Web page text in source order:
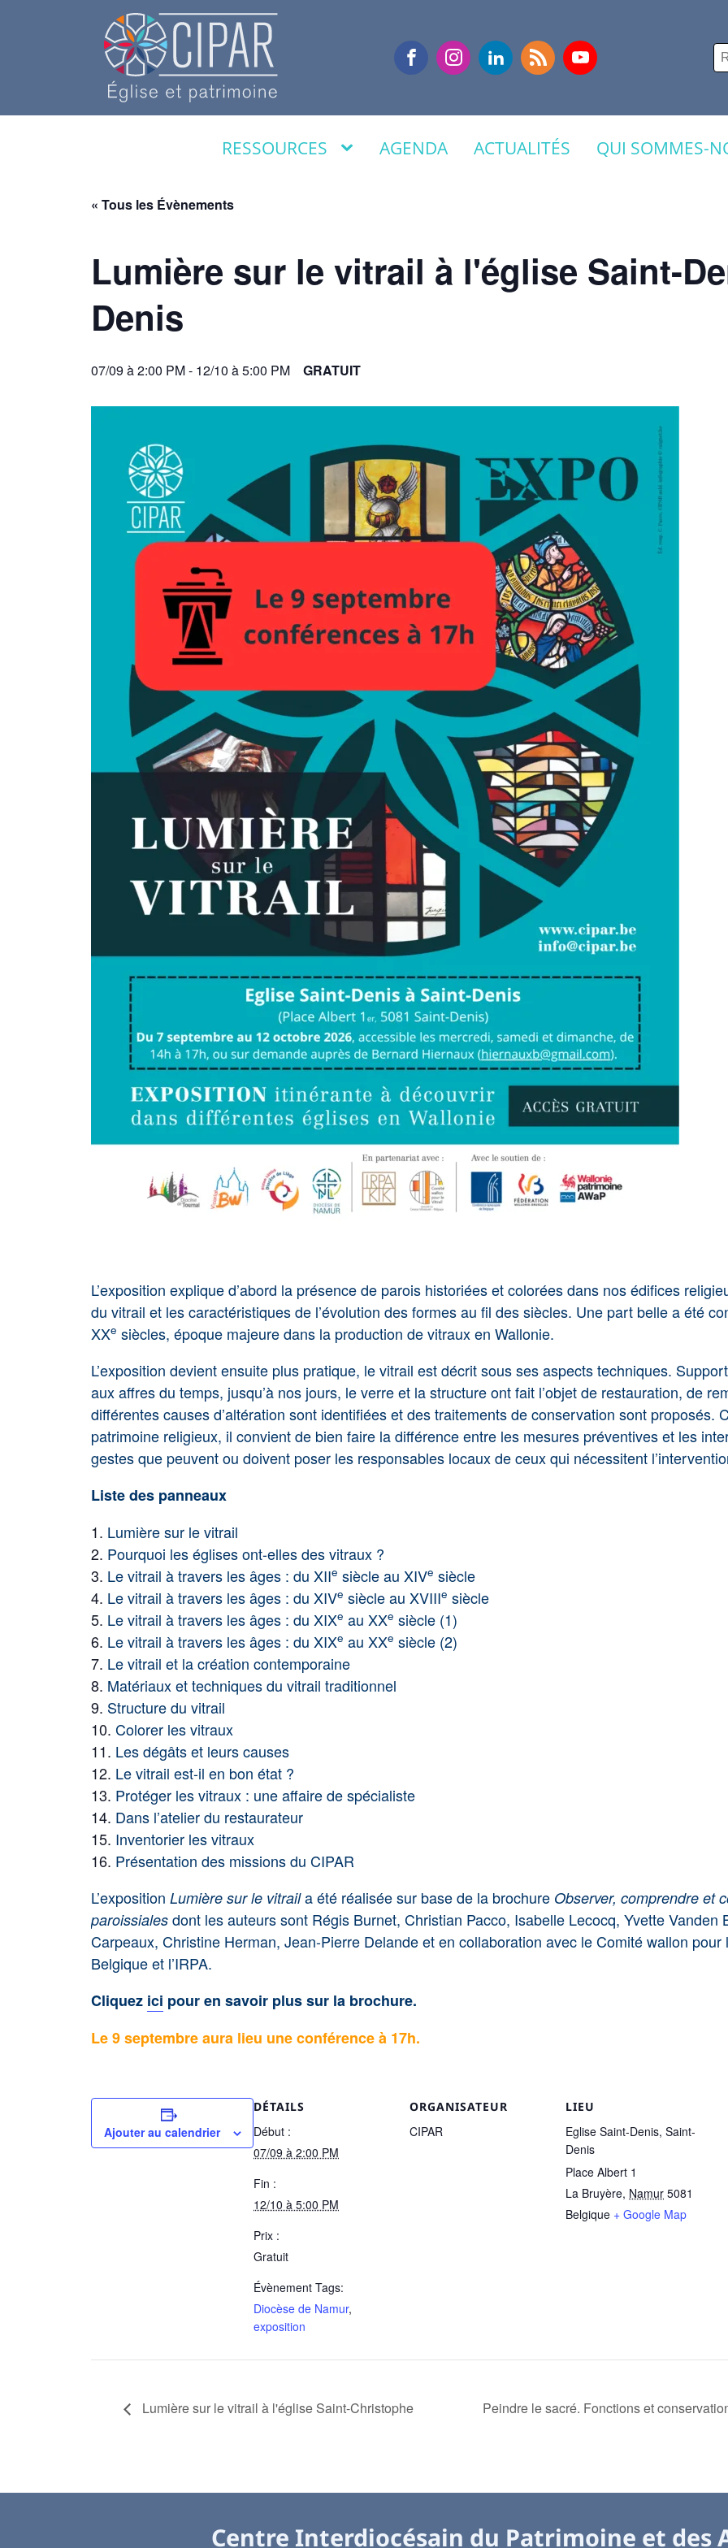
RESSOURCES AGENDA ACTUALITÉS QUI SOMMES-
« Tous les Évènements
Lumière sur le vitrail à l'église Saint-
Denis
07/09 à 2:00 PM- 12/10 à 5:00 PM GRATUIT
L’exposition explique d’abord la présence de parois historiées et colorées dans nos édifices
du vitrail et les caractéristiques de l’évolution des formes au fil des siècles. Une part belle a été
XXe siècles, époque majeure dans la production de vitraux en Wallonie.
L’exposition devient ensuite plus pratique, le vitrail est décrit sous ses aspects techniques.
aux affres du temps, jusqu’à nos jours, le verre et la structure ont fait l’objet de restauration, de
différentes causes d’altération sont identifiées et des traitements de conservation sont proposés.
patrimoine religieux, il convient de bien faire la différence entre les mesures préventives et les
gestes que peuvent ou doivent poser les responsables locaux de ceux qui nécessitent
Liste des panneaux
Lumière sur le vitrail
Pourquoi les églises ont-elles des vitraux ?
Le vitrail à travers les âges : du XIIe siècle au XIVe siècle
Le vitrail à travers les âges : du XIVe siècle au XVIIIe siècle
Le vitrail à travers les âges : du XIXe au XXe siècle (1)
Le vitrail à travers les âges : du XIXe au XXe siècle (2)
Le vitrail et la création contemporaine
Matériaux et techniques du vitrail traditionnel
Structure du vitrail
Colorer les vitraux
Les dégâts et leurs causes
Le vitrail est-il en bon état ?
Protéger les vitraux : une affaire de spécialiste
Dans l’atelier du restaurateur
Inventorier les vitraux
Présentation des missions du CIPAR
L’exposition Lumière sur le vitraila été réalisée sur base de la brochure Observer, comprendre et
paroissiales dont les auteurs sont Régis Burnet, Christian Pacco, Isabelle Lecocq, Yvette Vanden
Carpeaux, Christine Herman, Jean-Pierre Delande et en collaboration avec le Comité wallon
Belgique et l’IRPA.
Cliquez ici pour en savoir plus sur la brochure.
Le 9 septembre aura lieu une conférence à 17h.
Ajouter au calendrier
DÉTAILS
Début :
07/09 à 2:00 PM
Fin :
12/10 à 5:00 PM
Prix :
Gratuit
Évènement Tags:
Diocèse de Namur,
exposition
ORGANISATEUR
CIPAR
LIEU
Eglise Saint-Denis, Saint-
Denis
Place Albert 1
La Bruyère, Namur 5081
Belgique + Google Map
Lumière sur le vitrail à l'église Saint-Christophe Peindre le sacré. Fonctions et
Centre Interdiocésain du Patrimoine et des